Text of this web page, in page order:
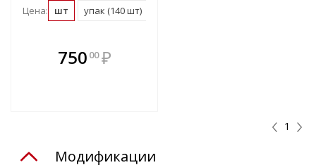
Цена: шт упак (140 шт)
750 00 ₽
1
Модификации